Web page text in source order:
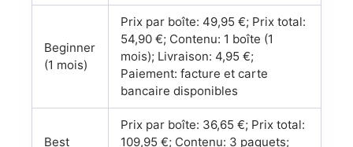
Beginner
(1 mois)
Prix par boîte: 49,95 €; Prix total:
54,90 €; Contenu: 1 boîte (1
mois); Livraison: 4,95 €;
Paiement: facture et carte
bancaire disponibles
Best
Prix par boîte: 36,65 €; Prix total:
109,95 €; Contenu: 3 paquets;